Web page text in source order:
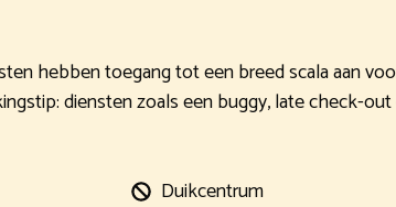
hebben toegang tot een breed scala aan
diensten zoals een buggy, late check-
Duikcentrum